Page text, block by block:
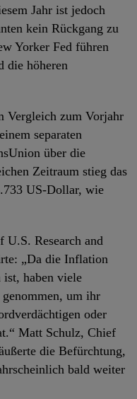
Jahr ist jedoch
kein Rückgang zu
Yorker Fed führen
die höheren
Vergleich zum Vorjahr
separaten
über die
Zeitraum stieg das
US-Dollar, wie
U.S. Research and
„Da die Inflation
ist, haben viele
um ihr
oder
Matt Schulz, Chief
die Befürchtung,
bald weiter